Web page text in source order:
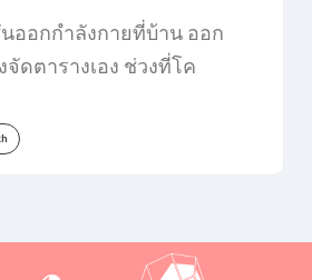
ออกกำลังกายที่บ้าน ออก
ดตารางเอง ช่วงที่โค